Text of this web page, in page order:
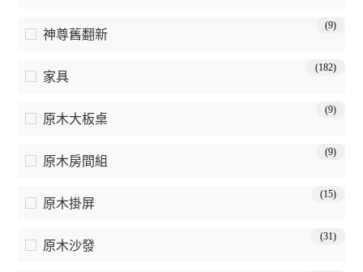
神尊舊翻新
(9)
家具
(182)
原木大板桌
(9)
原木房間組
(9)
原木掛屏
(15)
原木沙發
(31)